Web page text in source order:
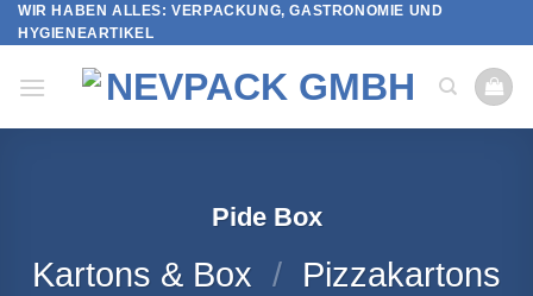
Skip
to
WIR HABEN ALLES: VERPACKUNG, GASTRONOMIE UND
HYGIENEARTIKEL
Pide Box
Kartons & Box / Pizzakartons